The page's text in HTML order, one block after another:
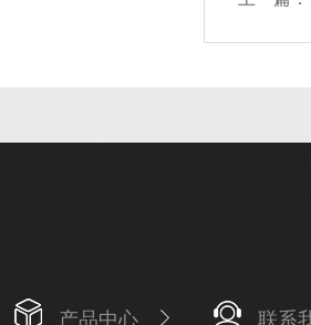
产品中心 联系